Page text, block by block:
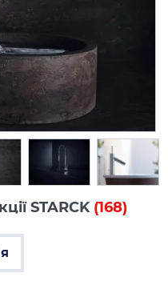
STARCK (168)